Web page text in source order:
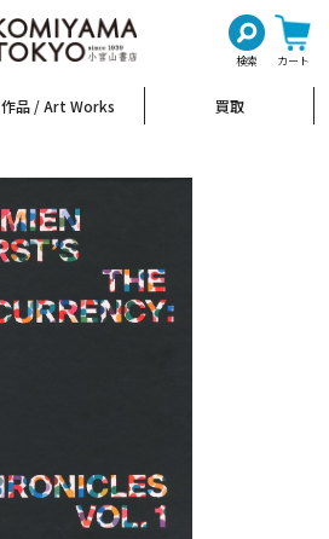
検索 カート
作品 / Art Works 買取